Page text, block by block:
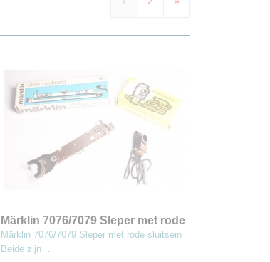
Märklin 7076/7079 Sleper met rode
sluitsein (MBT3)
Märklin 7076/7079 Sleper met rode sluitsein
Beide zijn…